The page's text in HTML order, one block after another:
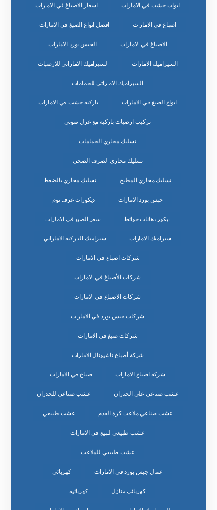
ابواب خشب في الامارات اسعار الاصباغ في الامارات
اصباغ في الامارات افضل انواع الصبغ في الامارات
الاصباغ في الامارات الجبس بورد الامارات
السيراميك الامارات السيراميك الاماراتي للارضيات
السيراميك الاماراتي للحمامات
انواع الصبغ في الامارات باركيه خشب في الامارات
تركيب ارضيات باركية مع عزل صوتي
تسليك مجاري الحمامات
تسليك مجاري الصرف الصحي
تسليك مجاري المطبخ تسليك مجاري بالضغط
جبس بورد الامارات ديكورات غرف نوم
ديكور دهانات حوائط سعر الصبغ في الامارات
سيراميك الامارات سيراميك الباركيه الاماراتي
شركات اصباغ في الامارات
شركات الأصباغ في الامارات
شركات الاصباغ في الامارات
شركات جبس بورد في الامارات
شركات صبغ في الامارات
شركة أصباغ ناشيونال الامارات
شركة اصباغ الامارات صباغ في الامارات
عشب صناعي على الجدران عشب صناعي للجدران
عشب صناعي ملاعب كرة القدم عشب طبيعي
عشب طبيعي للبيع في الامارات
عشب طبيعي للملاعب
عمال جبس بورد في الامارات كهربائي
كهربائي منازل كهربائيه